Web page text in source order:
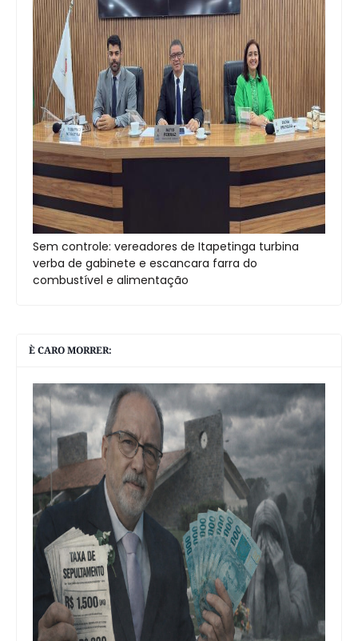
Sem controle: vereadores de Itapetinga turbina
verba de gabinete e escancara farra do
combustível e alimentação
È CARO MORRER: